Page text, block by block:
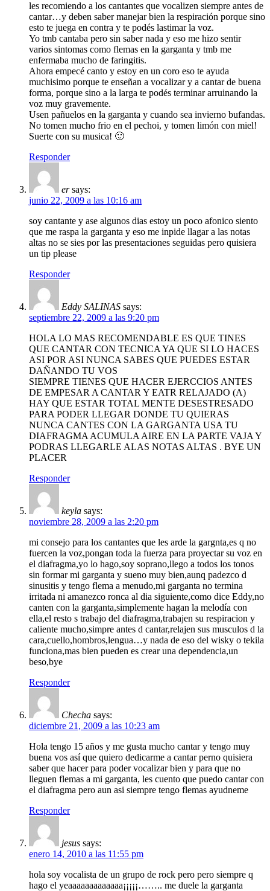
les recomiendo a los cantantes que vocalizen siempre antes de
cantar…y deben saber manejar bien la respiración porque sino
esto te juega en contra y te podés lastimar la voz.
Yo tmb cantaba pero sin saber nada y eso me hizo sentir
varios sintomas como flemas en la garganta y tmb me
enfermaba mucho de faringitis.
Ahora empecé canto y estoy en un coro eso te ayuda
muchisimo porque te enseñan a vocalizar y a cantar de buena
forma, porque sino a la larga te podés terminar arruinando la
voz muy gravemente.
Usen pañuelos en la garganta y cuando sea invierno bufandas.
No tomen mucho frio en el pechoi, y tomen limón con miel!
Suerte con su musica! 🙂
Responder
er says:
junio 22, 2009 a las 10:16 am
soy cantante y ase algunos dias estoy un poco afonico siento
que me raspa la garganta y eso me inpide llagar a las notas
altas no se sies por las presentaciones seguidas pero quisiera
un tip please
Responder
Eddy SALINAS says:
septiembre 22, 2009 a las 9:20 pm
HOLA LO MAS RECOMENDABLE ES QUE TINES
QUE CANTAR CON TECNICA YA QUE SI LO HACES
ASI POR ASI NUNCA SABES QUE PUEDES ESTAR
DAÑANDO TU VOS
SIEMPRE TIENES QUE HACER EJERCCIOS ANTES
DE EMPESAR A CANTAR Y EATR RELAJADO (A)
HAY QUE ESTAR TOTAL MENTE DESESTRESADO
PARA PODER LLEGAR DONDE TU QUIERAS
NUNCA CANTES CON LA GARGANTA USA TU
DIAFRAGMA ACUMULA AIRE EN LA PARTE VAJA Y
PODRAS LLEGARLE ALAS NOTAS ALTAS . BYE UN
PLACER
Responder
keyla says:
noviembre 28, 2009 a las 2:20 pm
mi consejo para los cantantes que les arde la gargnta,es q no
fuercen la voz,pongan toda la fuerza para proyectar su voz en
el diafragma,yo lo hago,soy soprano,llego a todos los tonos
sin formar mi garganta y sueno muy bien,aunq padezco d
sinusitis y tengo flema a menudo,mi garganta no termina
irritada ni amanezco ronca al dia siguiente,como dice Eddy,no
canten con la garganta,simplemente hagan la melodía con
ella,el resto s trabajo del diafragma,trabajen su respiracion y
caliente mucho,simpre antes d cantar,relajen sus musculos d la
cara,cuello,hombros,lengua…y nada de eso del wisky o tekila
funciona,mas bien pueden es crear una dependencia,un
beso,bye
Responder
Checha says:
diciembre 21, 2009 a las 10:23 am
Hola tengo 15 años y me gusta mucho cantar y tengo muy
buena vos así que quiero dedicarme a cantar perno quisiera
saber que hacer para poder vocalizar bien y para que no
lleguen flemas a mi garganta, les cuento que puedo cantar con
el diafragma pero aun asi siempre tengo flemas ayudneme
Responder
jesus says:
enero 14, 2010 a las 11:55 pm
hola soy vocalista de un grupo de rock pero pero siempre q
hago el yeaaaaaaaaaaaaa¡¡¡¡¡…….. me duele la garganta